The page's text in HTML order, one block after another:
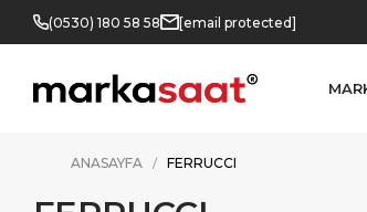
(0530) 180 58 58 [email protected]
ANASAYFA FERRUCCI